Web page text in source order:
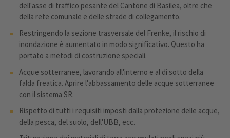
dell'asse di traffico pesante del Cantone di Basilea, oltre che
della rete comunale e delle strade di collegamento.
Restringendo la sezione trasversale del Frenke, il rischio di
inondazione è aumentato in modo significativo. Questo ha
portato a metodi di costruzione speciali.
Acque sotterranee, lavorando all'interno e al di sotto della
falda freatica. Aprire l'abbassamento delle acque sotterranee
con il sistema SR.
Rispetto di tutti i requisiti imposti dalla protezione delle acque,
della pesca, del suolo, dell'UBB, ecc.